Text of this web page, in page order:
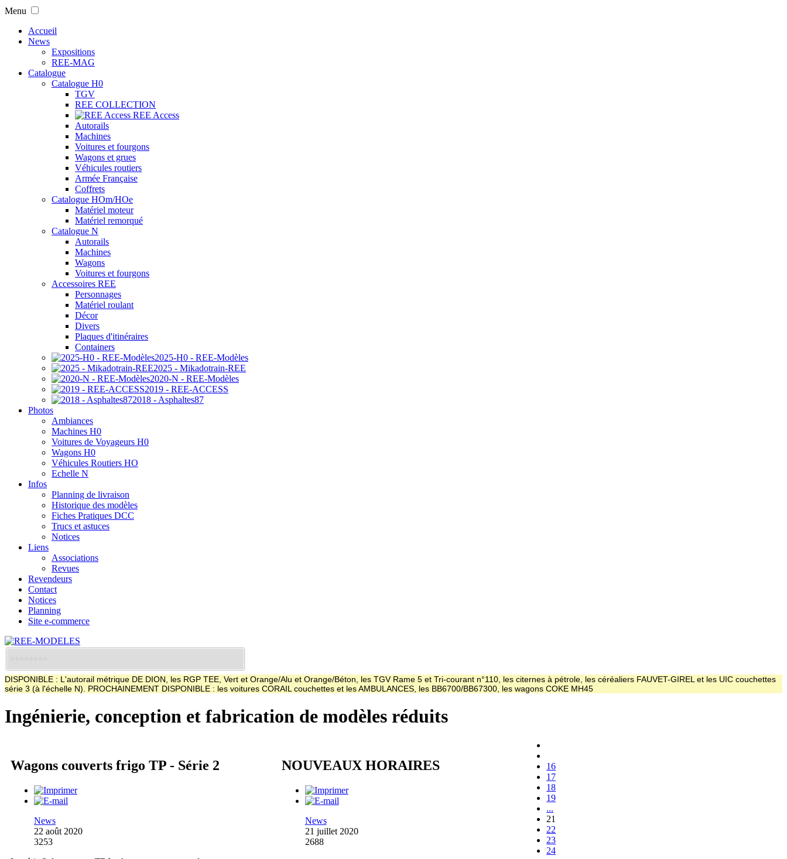
Menu
Accueil
News
Expositions
REE-MAG
Catalogue
Catalogue H0
TGV
REE COLLECTION
REE Access
Autorails
Machines
Voitures et fourgons
Wagons et grues
Véhicules routiers
Armée Française
Coffrets
Catalogue HOm/HOe
Matériel moteur
Matériel remorqué
Catalogue N
Autorails
Machines
Wagons
Voitures et fourgons
Accessoires REE
Personnages
Matériel roulant
Décor
Divers
Plaques d'itinéraires
Containers
2025-H0 - REE-Modèles
2025 - Mikadotrain-REE
2020-N - REE-Modèles
2019 - REE-ACCESS
2018 - Asphaltes87
Photos
Ambiances
Machines H0
Voitures de Voyageurs H0
Wagons H0
Véhicules Routiers HO
Echelle N
Infos
Planning de livraison
Historique des modèles
Fiches Pratiques DCC
Trucs et astuces
Notices
Liens
Associations
Revues
Revendeurs
Contact
Notices
Planning
Site e-commerce
DISPONIBLE : L'autorail métrique DE DION, les RGP TEE, Vert et Orange/Alu et Orange/Béton, les TGV Rame 5 et Tri-courant n°110, les citernes à pétrole, les céréaliers FAUVET-GIREL et les UIC couchettes
série 3 (à l'échelle N). PROCHAINEMENT DISPONIBLE : les voitures CORAIL couchettes et les AMBULANCES, les BB6700/BB67300, les wagons COKE MH45
Ingénierie, conception et fabrication de modèles réduits
Wagons couverts frigo TP - Série 2
News
22 août 2020
3253
NOUVEAUX HORAIRES
News
21 juillet 2020
2688
16
17
18
19
...
21
22
23
24